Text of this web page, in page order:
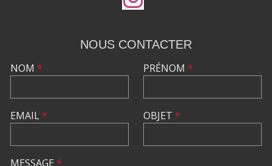
NOUS CONTACTER
NOM *
EMAIL*
PRÉNOM *
OBJET *
MESSAGE *